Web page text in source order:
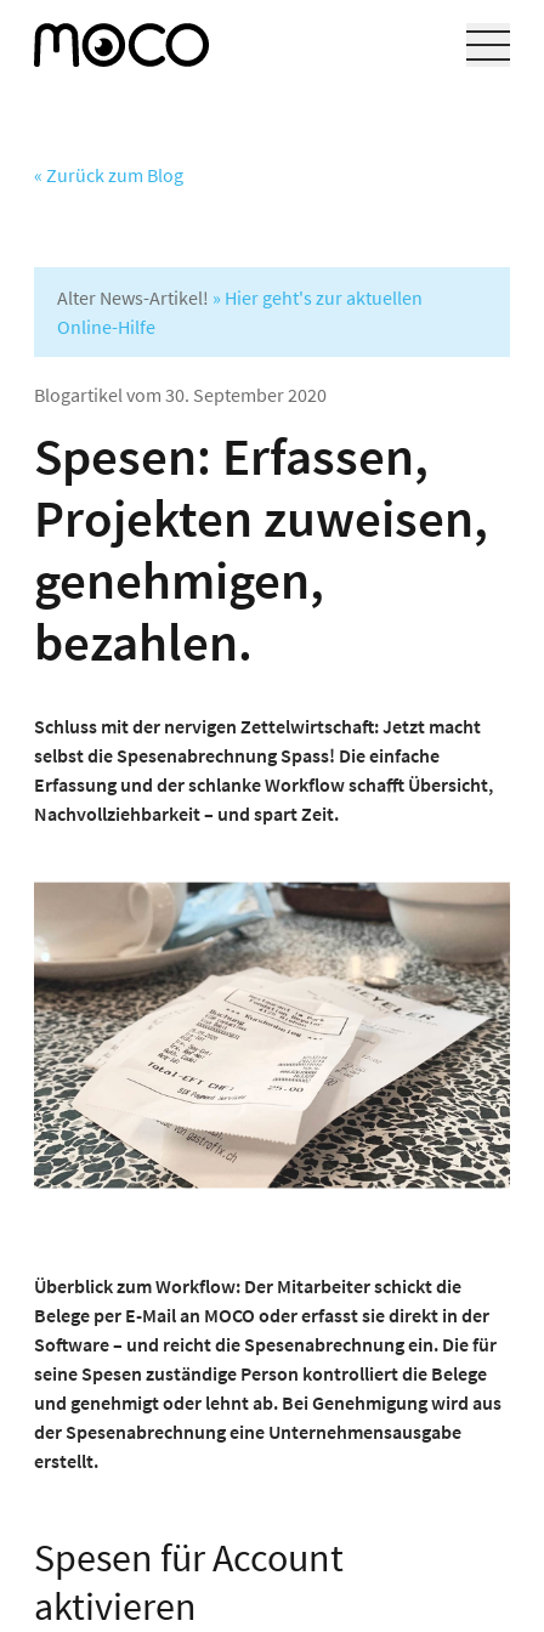
« Zurück zum Blog
Alter News-Artikel! » Hier geht's zur aktuellen
Online-Hilfe
Blogartikel vom 30. September 2020
Spesen: Erfassen,
Projekten zuweisen,
genehmigen,
bezahlen.
Schluss mit der nervigen Zettelwirtschaft: Jetzt macht
selbst die Spesenabrechnung Spass! Die einfache
Erfassung und der schlanke Workflow schafft Übersicht,
Nachvollziehbarkeit – und spart Zeit.
Überblick zum Workflow: Der Mitarbeiter schickt die
Belege per E-Mail an MOCO oder erfasst sie direkt in der
Software – und reicht die Spesenabrechnung ein. Die für
seine Spesen zuständige Person kontrolliert die Belege
und genehmigt oder lehnt ab. Bei Genehmigung wird aus
der Spesenabrechnung eine Unternehmensausgabe
erstellt.
Spesen für Account
aktivieren